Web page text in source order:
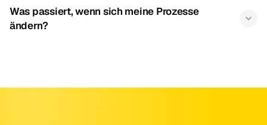
Was passiert, wenn sich meine Prozesse
ändern?